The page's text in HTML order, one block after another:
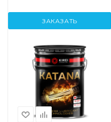
ЗАКАЗАТЬ